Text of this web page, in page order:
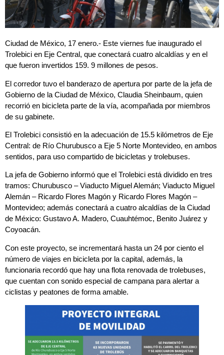
Ciudad de México, 17 enero.- Este viernes fue inaugurado el
Trolebici en Eje Central, que conectará cuatro alcaldías y en el
que fueron invertidos 159. 9 millones de pesos.
El corredor tuvo el banderazo de apertura por parte de la jefa de
Gobierno de la Ciudad de México, Claudia Sheinbaum, quien
recorrió en bicicleta parte de la vía, acompañada por miembros
de su gabinete.
El Trolebici consistió en la adecuación de 15.5 kilómetros de Eje
Central: de Río Churubusco a Eje 5 Norte Montevideo, en ambos
sentidos, para uso compartido de bicicletas y trolebuses.
La jefa de Gobierno informó que el Trolebici está dividido en tres
tramos: Churubusco – Viaducto Miguel Alemán; Viaducto Miguel
Alemán – Ricardo Flores Magón y Ricardo Flores Magón –
Montevideo; además conectará a cuatro alcaldías de la Ciudad
de México: Gustavo A. Madero, Cuauhtémoc, Benito Juárez y
Coyoacán.
Con este proyecto, se incrementará hasta un 24 por ciento el
número de viajes en bicicleta por la capital, además, la
funcionaria recordó que hay una flota renovada de trolebuses,
que cuentan con sonido especial de campana para alertar a
ciclistas y peatones de forma amable.